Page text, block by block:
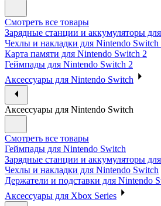
Смотреть все товары
Зарядные станции и аккумуляторы
Чехлы и накладки для Nintendo Switch
Карта памяти для Nintendo Switch 2
Геймпады для Nintendo Switch 2
Аксессуары для Nintendo Switch
Аксессуары для Nintendo Switch
Смотреть все товары
Геймпады для Nintendo Switch
Зарядные станции и аккумуляторы
Чехлы и накладки для Nintendo Switch
Держатели и подставки для Nintendo
Аксессуары для Xbox Series